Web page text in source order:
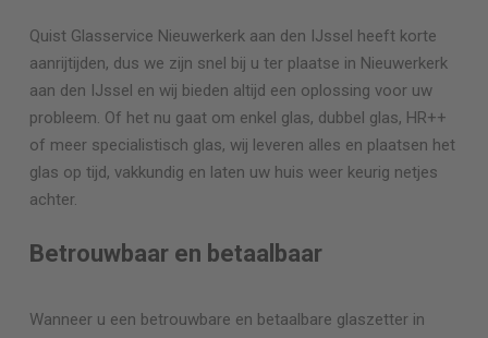
Quist Glasservice Nieuwerkerk aan den IJssel heeft korte
aanrijtijden, dus we zijn snel bij u ter plaatse in Nieuwerkerk
aan den IJssel en wij bieden altijd een oplossing voor uw
probleem. Of het nu gaat om enkel glas, dubbel glas, HR++
of meer specialistisch glas, wij leveren alles en plaatsen het
glas op tijd, vakkundig en laten uw huis weer keurig netjes
achter.
Betrouwbaar en betaalbaar
Wanneer u een betrouwbare en betaalbare glaszetter in